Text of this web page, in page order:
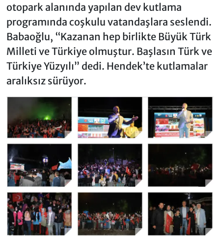
otopark alanında yapılan dev kutlama
programında coşkulu vatandaşlara seslendi.
Babaoğlu, “Kazanan hep birlikte Büyük Türk
Milleti ve Türkiye olmuştur. Başlasın Türk ve
Türkiye Yüzyılı” dedi. Hendek’te kutlamalar
aralıksız sürüyor.